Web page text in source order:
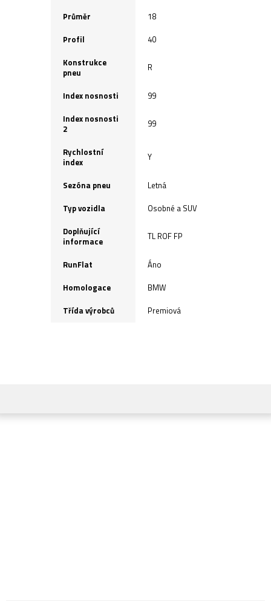
Průměr
18
Profil
40
Konstrukce
pneu
R
Index nosnosti
99
Index nosnosti
2
99
Rychlostní
index
Y
Sezóna pneu
Letná
Typ vozidla
Osobné a SUV
Doplňující
informace
TL ROF FP
RunFlat
Áno
Homologace
BMW
Třída výrobců
Premiová